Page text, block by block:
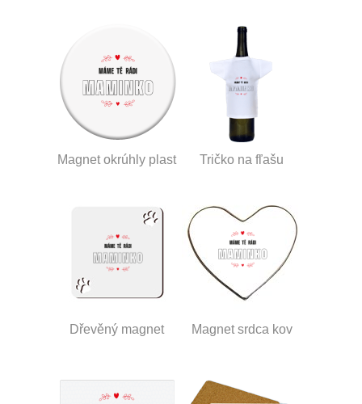
Magnet okrúhly plast Tričko na fľašu
Dřevěný magnet Magnet srdca kov